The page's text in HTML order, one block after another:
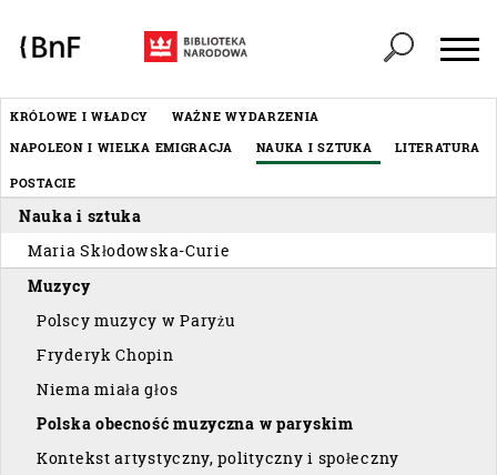
Menu
éditorial
KRÓLOWE I WŁADCY
WAŻNE WYDARZENIA
NAPOLEON I WIELKA EMIGRACJA
NAUKA I SZTUKA LITERATURA
POSTACIE
Nauka i sztuka
Maria Skłodowska-Curie
Muzycy
Polscy muzycy w Paryżu
Fryderyk Chopin
Niema miała głos
Polska obecność muzyczna w paryskim
Kontekst artystyczny, polityczny i społeczny